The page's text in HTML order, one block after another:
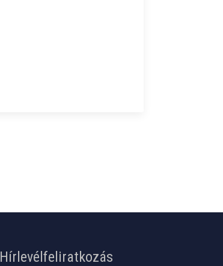
Hírlevélfeliratkozás